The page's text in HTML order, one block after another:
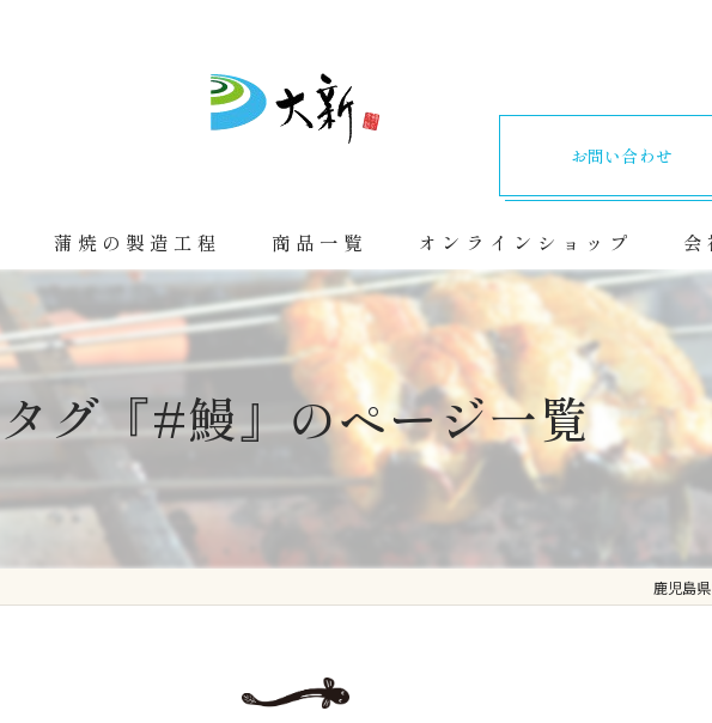
お問い合わせ
蒲焼の製造工程 商品一覧 オンラインショップ 会
タグ『#鰻』のページ一覧
鹿児島